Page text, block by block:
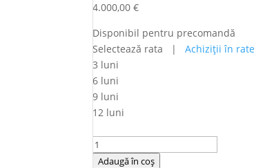
4.000,00€
Disponibil pentru precomandă
Selectează rata |Achiziţii în rate
3 luni
6 luni
9 luni
12 luni
Cantitate
Catalin
Adaugă în coș